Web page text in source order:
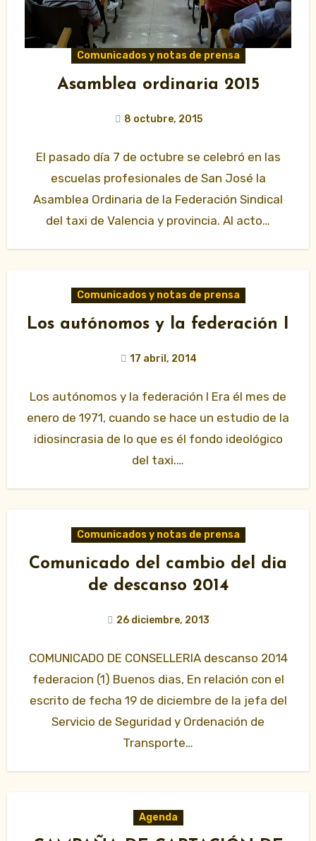
Comunicados y notas de prensa
Asamblea ordinaria 2015
8 octubre, 2015
El pasado día 7 de octubre se celebró en las
escuelas profesionales de San José la
Asamblea Ordinaria de la Federación Sindical
del taxi de Valencia y provincia. Al acto…
Comunicados y notas de prensa
Los autónomos y la federación I
17 abril, 2014
Los autónomos y la federación I Era él mes de
enero de 1971, cuando se hace un estudio de la
idiosincrasia de lo que es él fondo ideológico
del taxi.…
Comunicados y notas de prensa
Comunicado del cambio del dia
de descanso 2014
26 diciembre, 2013
COMUNICADO DE CONSELLERIA descanso 2014
federacion (1) Buenos dias, En relación con el
escrito de fecha 19 de diciembre de la jefa del
Servicio de Seguridad y Ordenación de
Transporte…
Agenda